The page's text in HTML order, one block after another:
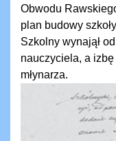
Obwodu
plan budowy
Szkolny wynajął
nauczyciela, a izbę
młynarza.